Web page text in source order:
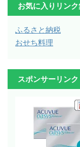
お気に入りリン
ふるさと納税
おせち料理
スポンサーリンク